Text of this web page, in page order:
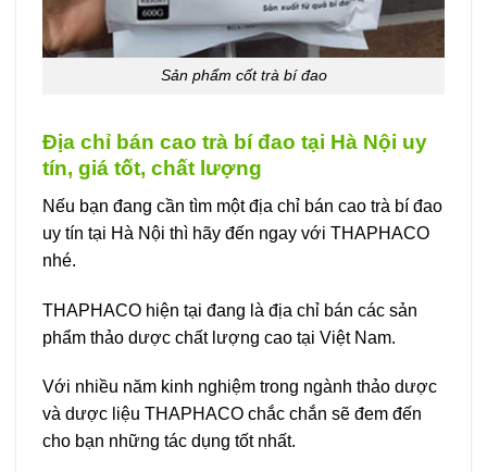
Sản phẩm cốt trà bí đao
Địa chỉ bán cao trà bí đao tại Hà Nội uy
tín, giá tốt, chất lượng
Nếu bạn đang cần tìm một địa chỉ bán cao trà bí đao
uy tín tại Hà Nội thì hãy đến ngay với THAPHACO
nhé.
THAPHACO hiện tại đang là địa chỉ bán các sản
phẩm thảo dược chất lượng cao tại Việt Nam.
Với nhiều năm kinh nghiệm trong ngành thảo dược
và dược liệu THAPHACO chắc chắn sẽ đem đến
cho bạn những tác dụng tốt nhất.